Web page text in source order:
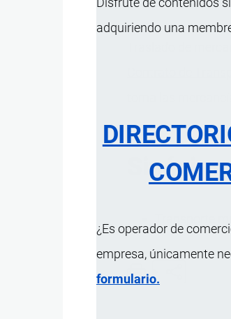
adquiriendo una
¿Es operador de
empresa, únicamente
formulario.
Traslado de
toma las